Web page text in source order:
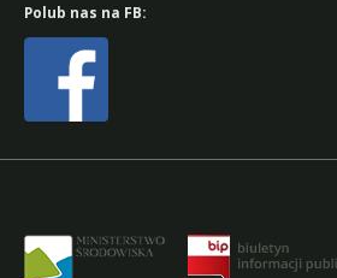
Polub nas na FB: